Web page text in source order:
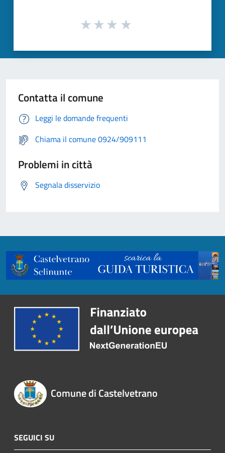
Contatta il comune
Leggi le domande frequenti
Chiama il comune 0924/909111
Problemi in città
Segnala disservizio
Comune di Castelvetrano
SEGUICI SU